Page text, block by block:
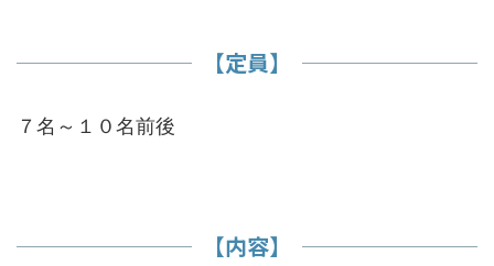
​【定員】
７名～１０名前後
【内容】